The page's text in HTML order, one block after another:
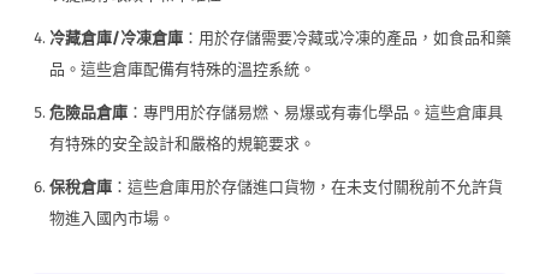
冷藏倉庫/冷凍倉庫 ：用於存儲需要冷藏或冷凍的產品，如食品和藥
品。這些倉庫配備有特殊的溫控系統。
危險品倉庫 ：專門用於存儲易燃、易爆或有毒化學品。這些倉庫具
有特殊的安全設計和嚴格的規範要求。
保稅倉庫 ：這些倉庫用於存儲進口貨物，在未支付關稅前不允許貨
物進入國內市場。